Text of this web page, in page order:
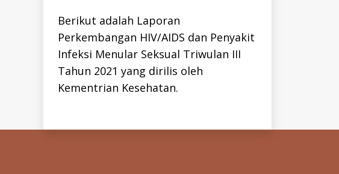
R
R
-
I
D
H
D
Berikut adalah Laporan
Perkembangan HIV/AIDS dan Penyakit
Infeksi Menular Seksual Triwulan III
Tahun 2021 yang dirilis oleh
Kementrian Kesehatan.
ai
d
s,
hi
v,